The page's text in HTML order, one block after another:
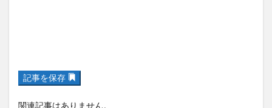
記事を保存
関連記事はありません。